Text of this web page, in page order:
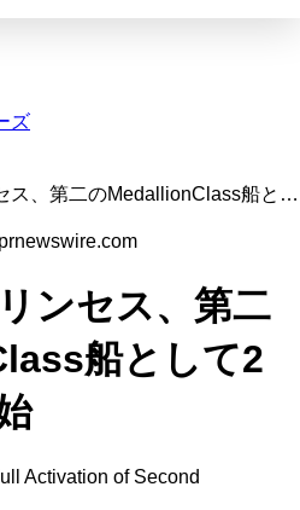
ズ
ス、第二のMedallionClass船と…
prnewswire.com
ンセス、第二
船として2
Activation of Second